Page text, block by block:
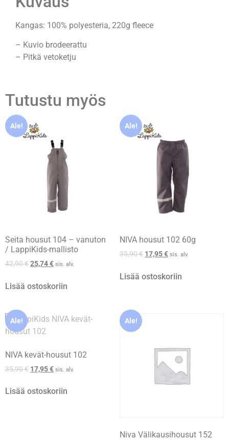
Kangas: 100% polyesteria, 220g fleece
– Kuvio brodeerattu
– Pitkä vetoketju
Tutustu myös
Ale!
Seita housut 104 – vanuton
/ LappiKids-mallisto
42,90€25,74€ sis. alv.
Lisää ostoskoriin
Ale!
NIVA housut 102 60g
35,90€ 17,95€ sis. alv.
Lisää ostoskoriin
Ale!
NIVA kevät-housut 102
35,90€ 17,95€ sis. alv.
Lisää ostoskoriin
Ale!
Niva Välikausihousut 152